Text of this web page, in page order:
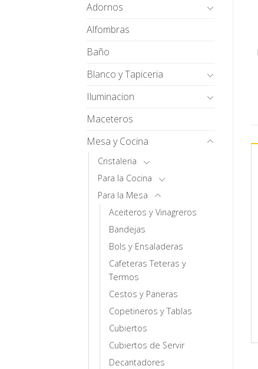
Adornos
Alfombras
Baño
Blanco y Tapiceria
Iluminacion
Maceteros
Mesa y Cocina
Cristaleria
Para la Cocina
Para la Mesa
Aceiteros y Vinagreros
Bandejas
Bols y Ensaladeras
Cafeteras Teteras y
Termos
Cestos y Paneras
Copetineros y Tablas
Cubiertos
Cubiertos de Servir
Decantadores